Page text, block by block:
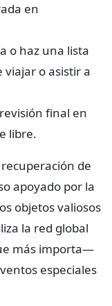
en
o haz una lista
viajar o asistir a
final en
libre.
de
apoyado por la
objetos valiosos
la red global
más importa—
especiales